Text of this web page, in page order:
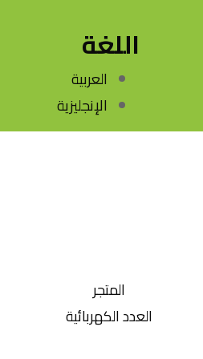
اللغة
العربية
الإنجليزية
المتجر
العدد الكهربائية